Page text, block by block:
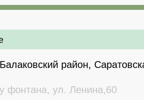
район,
фонтана, ул. Ленина,60